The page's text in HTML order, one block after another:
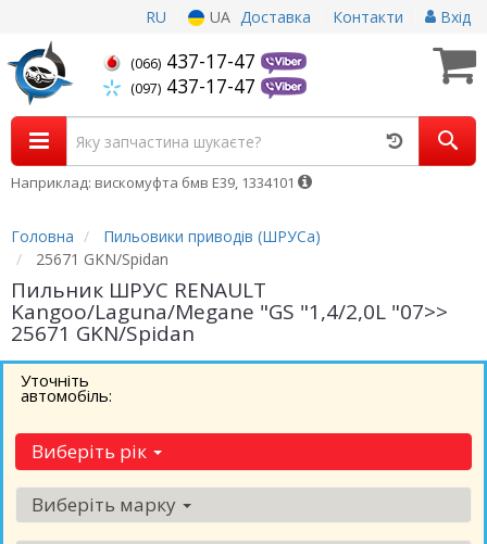
RU UA Доставка Контакти Вхід
(066) 437-17-47
(097) 437-17-47
Наприклад: вискомуфта бмв Е39, 1334101
Головна
Пильовики приводів (ШРУСа)
25671 GKN/Spidan
Пильник ШРУС RENAULT
Kangoo/Laguna/Megane "GS "1,4/2,0L "07>>
25671 GKN/Spidan
Уточніть
автомобіль:
Виберіть рік
Виберіть марку